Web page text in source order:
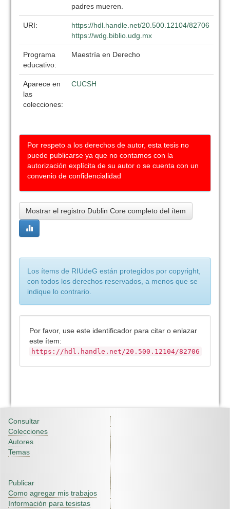
padres mueren.
URI:
https://hdl.handle.net/20.500.12104/82706
https://wdg.biblio.udg.mx
Programa
educativo:
Maestría en Derecho
Aparece en
las
colecciones:
CUCSH
Por respeto a los derechos de autor, esta tesis no
puede publicarse ya que no contamos con la
autorización explícita de su autor o se cuenta con un
convenio de confidencialidad
Mostrar el registro Dublin Core completo del ítem
Los ítems de RIUdeG están protegidos por copyright,
con todos los derechos reservados, a menos que se
indique lo contrario.
Por favor, use este identificador para citar o enlazar
este ítem:
https://hdl.handle.net/20.500.12104/82706
Consultar
Colecciones
Autores
Temas
Publicar
Como agregar mis trabajos
Información para tesistas